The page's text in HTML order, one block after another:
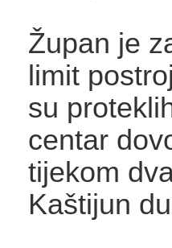
Župan je
limit
su
centar
tijekom
Kaštijun